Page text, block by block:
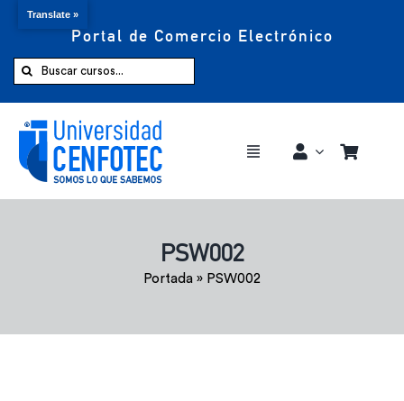
Portal de Comercio Electrónico
Buscar:
Toggle
Comprar ahora
PSW002
Portada » PSW002
Translate »